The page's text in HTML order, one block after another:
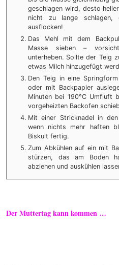
geschlagen wird, desto
nicht zu lange
ausflocken!
Das Mehl mit dem
Masse sieben –
unterheben. Sollte der Teig
etwas Milch hinzugefügt
Den Teig in eine
oder mit Backpapier
Minuten bei 190°C Umfluft
vorgeheizten Backofen
Mit einer Stricknadel in
wenn nichts mehr haften
Biskuit fertig.
Zum Abkühlen auf ein mit
stürzen, das am Boden
abziehen und auskühlen
Der Muttertag kann kommen …